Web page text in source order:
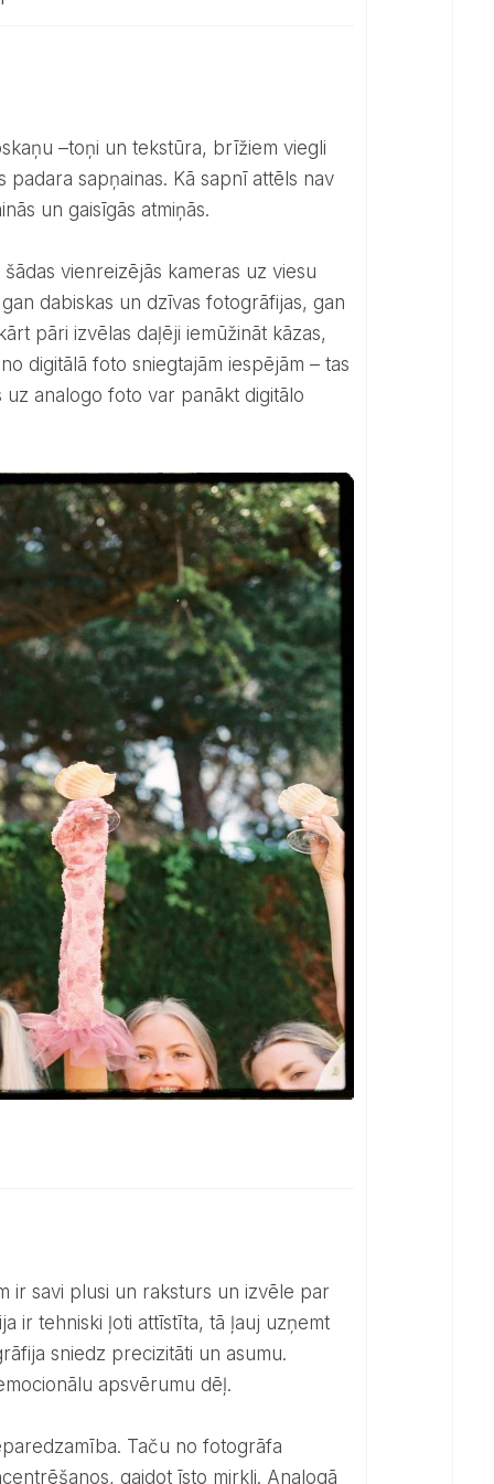
–toņi un tekstūra, brīžiem viegli
padara sapņainas. Kā sapnī attēls nav
un gaisīgās atmiņās.
dabiskas un dzīvas fotogrāfijas, gan
pāri izvēlas daļēji iemūžināt kāzas,
digitālā foto sniegtajām iespējām – tas
analogo foto var panākt digitālo
ir tehniski ļoti attīstīta, tā ļauj uzņemt
sniedz precizitāti un asumu.
apsvērumu dēļ.
gaidot īsto mirkli. Analogā